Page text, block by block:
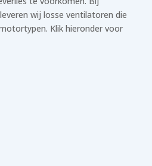
wij losse ventilatoren die
Klik hieronder voor